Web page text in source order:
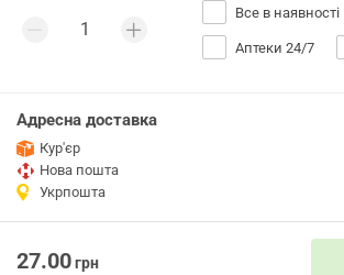
Все в наявності
Аптеки 24/7
Адресна доставка
Кур'єр
Нова пошта
Укрпошта
27.00грн